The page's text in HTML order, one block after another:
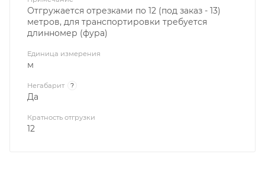
Отгружается отрезками по 12 (под заказ - 13)
метров, для транспортировки требуется
длинномер (фура)
Единица измерения
м
Негабарит ?
Да
Кратность отгрузки
12